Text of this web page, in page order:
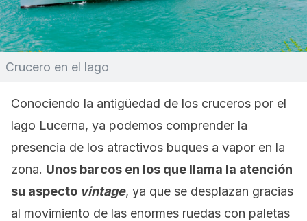
Crucero en el lago
Conociendo la antigüedad de los cruceros por el
lago Lucerna, ya podemos comprender la
presencia de los atractivos buques a vapor en la
zona. Unos barcos en los que llama la atención
su aspecto vintage, ya que se desplazan gracias
al movimiento de las enormes ruedas con paletas